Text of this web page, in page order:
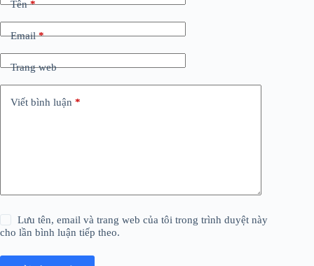
Tên*
Email*
Trang web
Viết bình luận *
Lưu tên, email và trang web của tôi trong trình duyệt này
cho lần bình luận tiếp theo.